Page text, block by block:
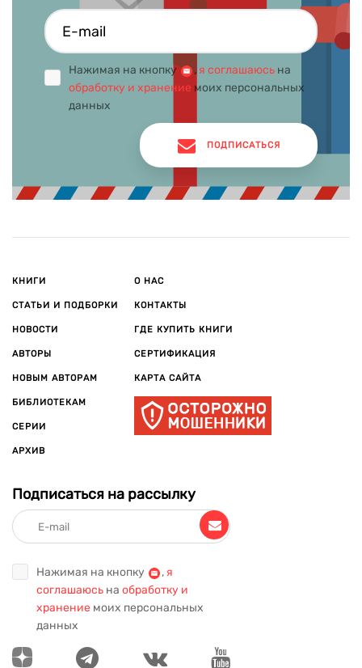
Нажимая на кнопку , я соглашаюсь на
обработку и хранение моих персональных
данных
ПОДПИСАТЬСЯ
КНИГИ
СТАТЬИ И ПОДБОРКИ
НОВОСТИ
АВТОРЫ
НОВЫМ АВТОРАМ
БИБЛИОТЕКАМ
СЕРИИ
АРХИВ
О НАС
КОНТАКТЫ
ГДЕ КУПИТЬ КНИГИ
СЕРТИФИКАЦИЯ
КАРТА САЙТА
Подписаться на рассылку
Нажимая на кнопку , я
соглашаюсь на обработку и
хранение моих персональных
данных